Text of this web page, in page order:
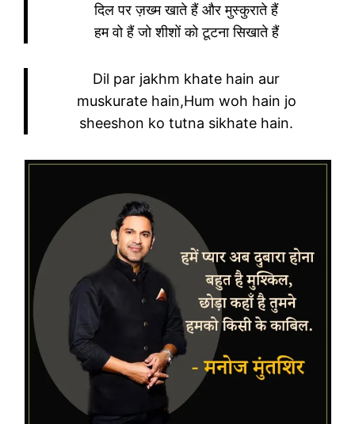
दिल पर ज़ख्म खाते हैं और मुस्कुराते हैं
हम वो हैं जो शीशों को टूटना सिखाते हैं
Dil par jakhm khate hain aur
muskurate hain,Hum woh hain jo
sheeshon ko tutna sikhate hain.